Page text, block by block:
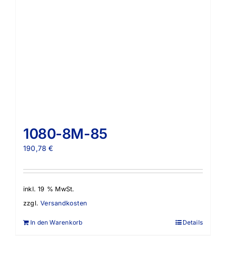
1080-8M-85
190,78€
inkl. 19 % MwSt.
zzgl.Versandkosten
In den Warenkorb Details